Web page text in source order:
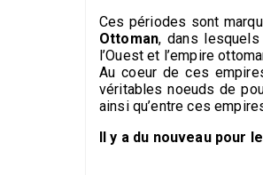
Ces périodes sont
Ottoman, dans
l’Ouest et l’empire
Au coeur de ces
véritables noeuds de
ainsi qu’entre ces
Il y a du nouveau pour